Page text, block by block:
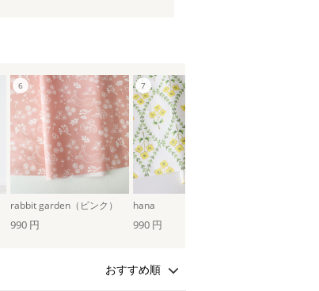
rabbit garden（ピンク） hana
990 円 990 円